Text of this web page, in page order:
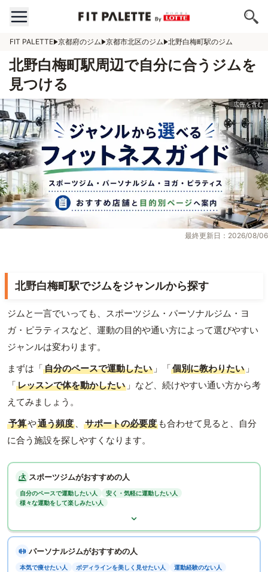
FIT PALETTE 京都府のジム 京都市北区のジム 北野白梅町駅のジム
北野白梅町駅周辺で自分に合うジムを
見つける
最終更新日：2026/08/06
北野白梅町駅でジムをジャンルから探す
ジムと一言でいっても、スポーツジム・パーソナルジム・ヨ
ガ・ピラティスなど、運動の目的や通い方によって選びやすい
ジャンルは変わります。
まずは「自分のペースで運動したい 」「個別に教わりたい 」
「レッスンで体を動かしたい 」など、続けやすい通い方から考
えてみましょう。
予算や通う頻度 、 サポートの必要度 も合わせて見ると、自分
に合う施設を探しやすくなります。
スポーツジムがおすすめの人
自分のペースで運動したい人
安く・気軽に運動したい人
様々な運動をして楽しみたい人
パーソナルジムがおすすめの人
本気で痩せたい人 ボディラインを美しく見せたい人 運動経験のない人